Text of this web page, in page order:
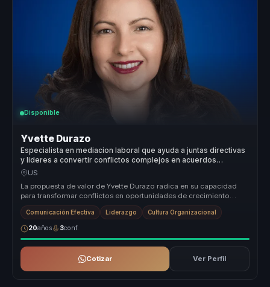
Disponible
Yvette Durazo
Especialista en mediacion laboral que ayuda a juntas directivas
y lideres a convertir conflictos complejos en acuerdos
sostenibles y cultura saludable.
US
La propuesta de valor de Yvette Durazo radica en su capacidad
para transformar conflictos en oportunidades de crecimiento
organizacional....
Comunicación Efectiva Liderazgo Cultura Organizacional
20años 3conf.
Cotizar Ver Perfil